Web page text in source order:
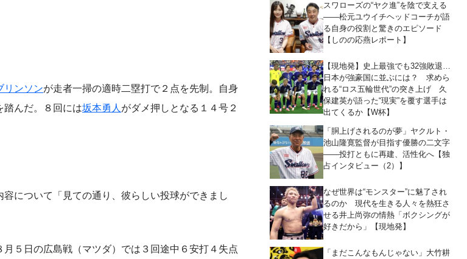
リンソンが走者一掃の適時二塁打で２点を先制。自身
踏んだ。８回には坂本勇人がダメ押しとなる１４号２
について「見ての通り、彼らしい投球ができまし
５日の広島戦（マツダ）では３回途中６安打４失点
スワローズの“ヤク進”を陰で支える
――松元ユウイチヘッドコーチが語
る自身の役割と驚きのエピソード
【しのの応燕レポート】
【現地発】史上最強でも32強敗退…
日本が強豪国に並ぶには？ 求めら
れる“ロス五輪世代”の突き上げ 久
保建英が語った“現実”を覆す選手は
出てくるか【W杯】
「胴上げされるのが夢」ヤクルト・
池山隆寛監督が目指す優勝の二文字
――投打ともに再建、活性化へ【独
占インタビュー（2）】
なぜ世界は“モンスター”に魅了され
るのか 現代を生きる人々を熱狂さ
せる井上尚弥の情熱「ボクシングが
好きだから」【現地発】
「まだこんなもんじゃない」大竹耕